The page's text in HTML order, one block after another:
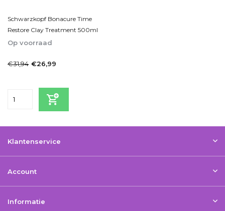
Schwarzkopf Bonacure Time
Restore Clay Treatment 500ml
Op voorraad
€31,94 €26,99
Klantenservice
Account
Informatie